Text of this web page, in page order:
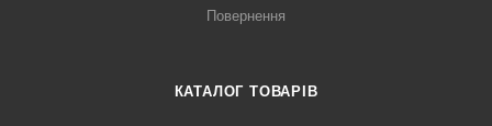
Повернення
КАТАЛОГ ТОВАРІВ